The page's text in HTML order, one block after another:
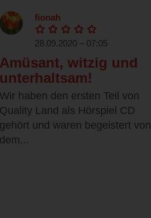
fionah
28.09.2020 – 07:05
Amüsant, witzig und
unterhaltsam!
Wir haben den ersten Teil von
Quality Land als Hörspiel CD
gehört und waren begeistert von
dem...